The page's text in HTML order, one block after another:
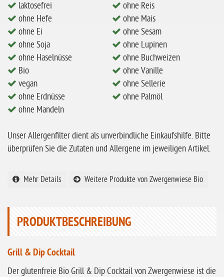
ohne Reis
ohne Mais
ohne Senf
ohne Sesam
ohne Lupinen
ohne Guarkernmehl
ohne Vanille
ohne Knoblauch
Sonnenblumen
laktosefrei
ohne Hefe
ohne Ei
ohne Soja
ohne Haselnüsse
Bio
vegan
ohne Erdnüsse
ohne Mandeln
ohne Reis
ohne Mais
ohne Sesam
ohne Lupinen
ohne Buchweizen
ohne Vanille
ohne Sellerie
ohne Palmöl
Unser Allergenfilter dient als unverbindliche Einkaufshilfe. Bitte
überprüfen Sie die Zutaten und Allergene im jeweiligen Artikel.
Mehr Details Weitere Produkte von Zwergenwiese Bio
PRODUKTBESCHREIBUNG
Grill & Dip Cocktail
Der glutenfreie Bio Grill & Dip Cocktail von Zwergenwiese ist die